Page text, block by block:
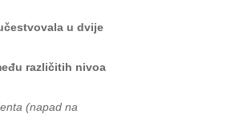
u dvije
različitih nivoa
(napad na